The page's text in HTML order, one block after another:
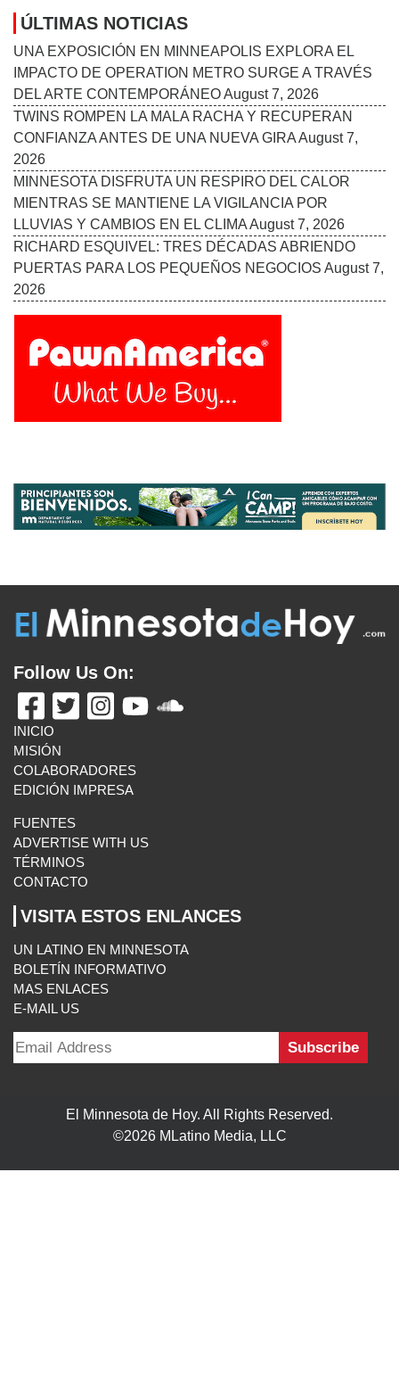
ÚLTIMAS NOTICIAS
UNA EXPOSICIÓN EN MINNEAPOLIS EXPLORA EL
IMPACTO DE OPERATION METRO SURGE A TRAVÉS
DEL ARTE CONTEMPORÁNEOAugust 7, 2026
TWINS ROMPEN LA MALA RACHA Y RECUPERAN
CONFIANZA ANTES DE UNA NUEVA GIRAAugust 7,
2026
MINNESOTA DISFRUTA UN RESPIRO DEL CALOR
MIENTRAS SE MANTIENE LA VIGILANCIA POR
LLUVIAS Y CAMBIOS EN EL CLIMAAugust 7, 2026
RICHARD ESQUIVEL: TRES DÉCADAS ABRIENDO
PUERTAS PARA LOS PEQUEÑOS NEGOCIOS August 7,
2026
Follow Us On:
INICIO
MISIÓN
COLABORADORES
EDICIÓN IMPRESA
FUENTES
ADVERTISE WITH US
TÉRMINOS
CONTACTO
VISITA ESTOS ENLANCES
UN LATINO EN MINNESOTA
BOLETÍN INFORMATIVO
MAS ENLACES
E-MAIL US
El Minnesota de Hoy. All Rights Reserved.
©2026 MLatino Media, LLC